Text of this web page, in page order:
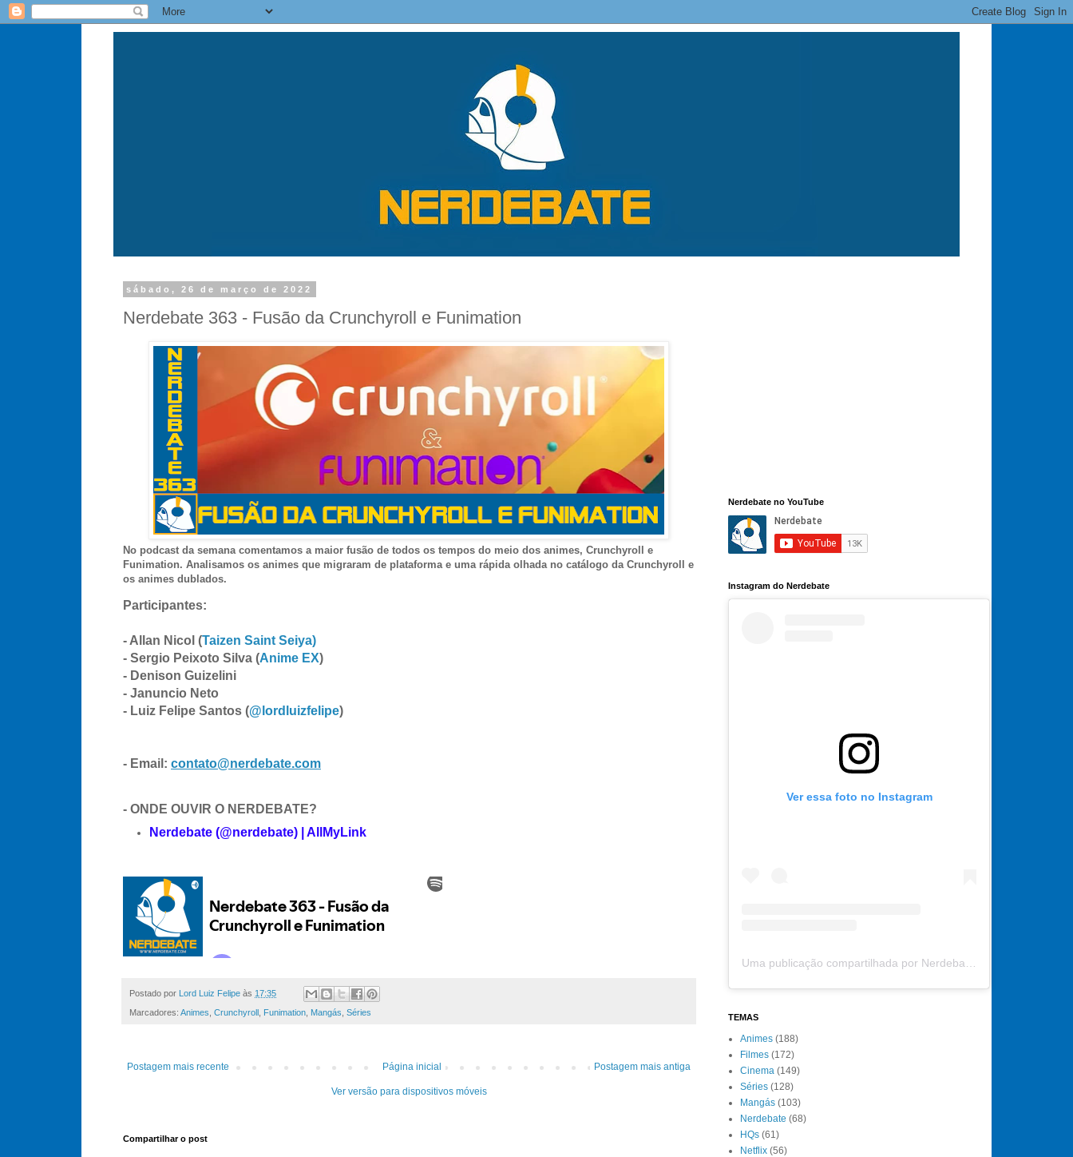
sábado, 26 de março de 2022
Nerdebate 363 - Fusão da Crunchyroll e Funimation
No podcast da semana comentamos a maior fusão de todos os tempos do meio dos animes, Crunchyroll e
Funimation. Analisamos os animes que migraram de plataforma e uma rápida olhada no catálogo da Crunchyroll e
os animes dublados.
Participantes:
- Allan Nicol (Taizen Saint Seiya)
- Sergio Peixoto Silva (Anime EX)
- Denison Guizelini
- Januncio Neto
- Luiz Felipe Santos (@lordluizfelipe)
- Email: contato@nerdebate.com
- ONDE OUVIR O NERDEBATE?
Nerdebate (@nerdebate) | AllMyLink
Postado por Lord Luiz Felipe às 17:35
Marcadores: Animes, Crunchyroll , Funimation, Mangás, Séries
Postagem mais recente Postagem mais antiga
Página inicial
Ver versão para dispositivos móveis
Compartilhar o post
Nerdebate no YouTube
Instagram do Nerdebate
Ver essa foto no Instagram
TEMAS
Animes (188)
Filmes (172)
Cinema (149)
Séries (128)
Mangás (103)
Nerdebate (68)
HQs (61)
Netflix (56)